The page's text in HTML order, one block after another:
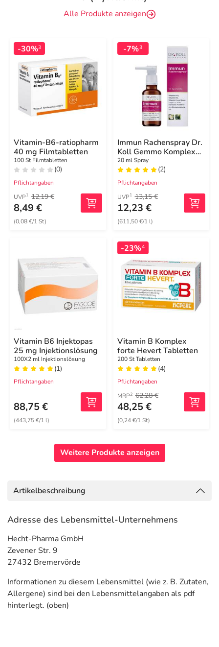
Alle Produkte anzeigen
-30%3
Vitamin-B6-ratiopharm
40 mg Filmtabletten
100 St Filmtabletten
(0)
Pflichtangaben
UVP1 12,19 €
8,49 €
(0,08 €/1 St)
-7%3
Immun Rachenspray Dr.
Koll Gemmo Komplex
Vit.B6 B12
20 ml Spray
(2)
Pflichtangaben
UVP1 13,15 €
12,23 €
(611,50 €/1 l)
Vitamin B6 Injektopas
25 mg Injektionslösung
100X2 ml Injektionslösung
(1)
Pflichtangaben
88,75 €
(443,75 €/1 l)
-23%4
Vitamin B Komplex
forte Hevert Tabletten
200 St Tabletten
(4)
Pflichtangaben
MRP2 62,28 €
48,25 €
(0,24 €/1 St)
Weitere Produkte anzeigen
Artikelbeschreibung
Adresse des Lebensmittel-Unternehmens
Hecht-Pharma GmbH
Zevener Str. 9
27432 Bremervörde
Informationen zu diesem Lebensmittel (wie z. B. Zutaten,
Allergene) sind bei den Lebensmittelangaben als pdf
hinterlegt. (oben)